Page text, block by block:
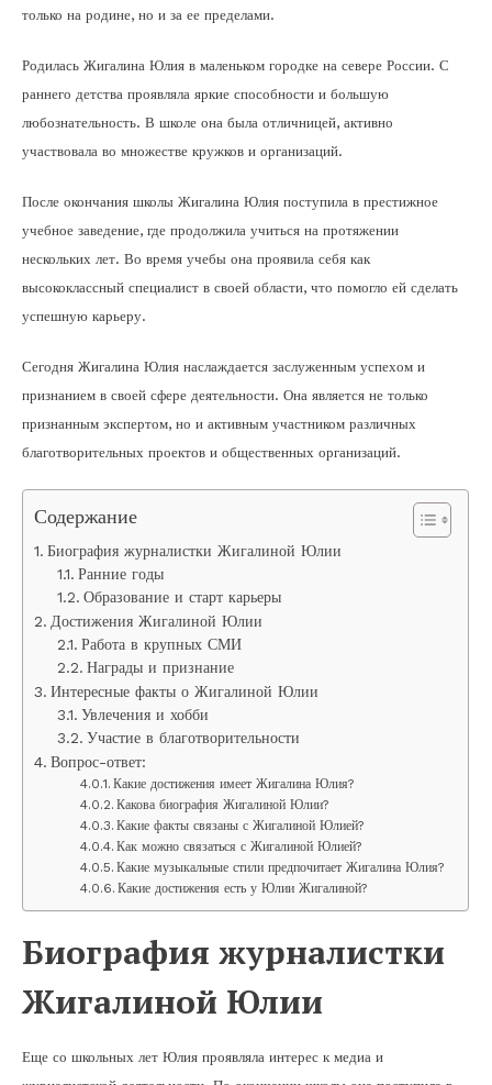
только на родине, но и за ее пределами.
Родилась Жигалина Юлия в маленьком городке на севере России. С
раннего детства проявляла яркие способности и большую
любознательность. В школе она была отличницей, активно
участвовала во множестве кружков и организаций.
После окончания школы Жигалина Юлия поступила в престижное
учебное заведение, где продолжила учиться на протяжении
нескольких лет. Во время учебы она проявила себя как
высококлассный специалист в своей области, что помогло ей сделать
успешную карьеру.
Сегодня Жигалина Юлия наслаждается заслуженным успехом и
признанием в своей сфере деятельности. Она является не только
признанным экспертом, но и активным участником различных
благотворительных проектов и общественных организаций.
Содержание
Биография журналистки Жигалиной Юлии
Ранние годы
Образование и старт карьеры
Достижения Жигалиной Юлии
Работа в крупных СМИ
Награды и признание
Интересные факты о Жигалиной Юлии
Увлечения и хобби
Участие в благотворительности
Вопрос-ответ:
Какие достижения имеет Жигалина Юлия?
Какова биография Жигалиной Юлии?
Какие факты связаны с Жигалиной Юлией?
Как можно связаться с Жигалиной Юлией?
Какие музыкальные стили предпочитает Жигалина Юлия?
Какие достижения есть у Юлии Жигалиной?
Биография журналистки
Жигалиной Юлии
Еще со школьных лет Юлия проявляла интерес к медиа и